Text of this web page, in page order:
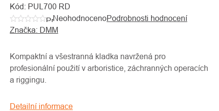
Kód: PUL700 RD
Průměrné
hodnocení
je
0,0
hvězdiček.
NeohodnocenoPodrobnosti hodnocení
Značka: DMM
Kompaktní a všestranná kladka navržená pro
profesionální použití v arboristice, záchranných operacích
a riggingu.
Detailní informace